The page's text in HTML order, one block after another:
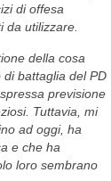
di offesa
da utilizzare.
della cosa
di battaglia del PD
previsione
Tuttavia, mi
ad oggi, ha
e che ha
loro sembrano